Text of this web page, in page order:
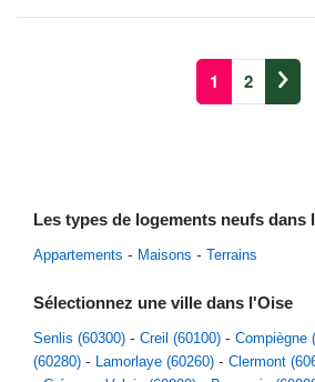
1 2
Les types de logements neufs dans
Appartements Maisons Terrains
Sélectionnez une ville dans l'Oise
Senlis (60300) Creil (60100) Compiègne
(60280)
Lamorlaye (60260) Clermont